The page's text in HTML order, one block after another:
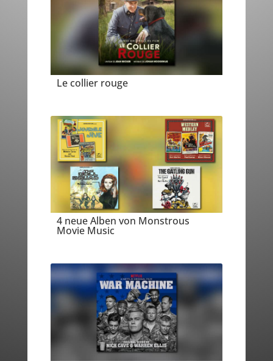
Le collier rouge
4 neue Alben von Monstrous
Movie Music